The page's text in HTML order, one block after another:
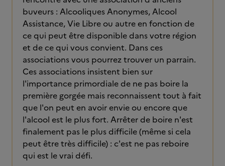
buveurs : Alcooliques Anonymes, Alcool
Assistance, Vie Libre ou autre en fonction de
ce qui peut être disponible dans votre région
et de ce qui vous convient. Dans ces
associations vous pourrez trouver un parrain.
Ces associations insistent bien sur
l'importance primordiale de ne pas boire la
première gorgée mais reconnaissent tout à fait
que l'on peut en avoir envie ou encore que
l'alcool est le plus fort. Arrêter de boire n'est
finalement pas le plus difficile (même si cela
peut être très difficile) : c'est ne pas reboire
qui est le vrai défi.